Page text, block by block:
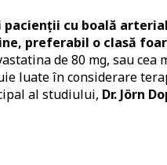
pacienții cu boală
preferabil o clasă
de 80 mg, sau
luate în considerare
al studiului, Dr. Jörn